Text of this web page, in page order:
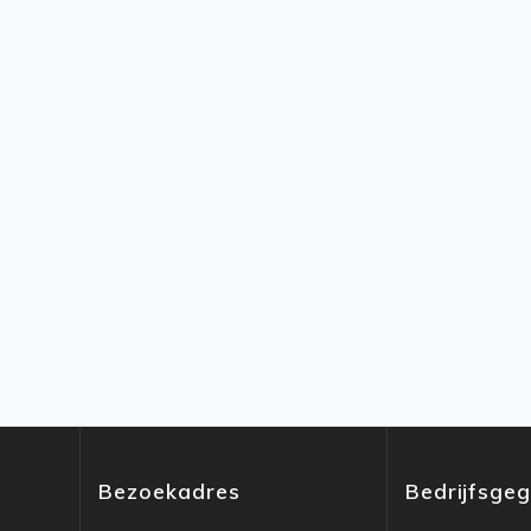
Bezoekadres